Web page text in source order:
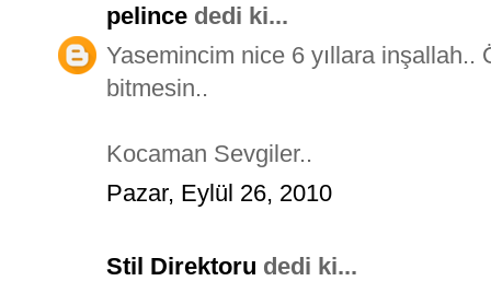
pelince dedi ki...
Yasemincim nice 6 yıllara inşallah..
bitmesin..
Kocaman Sevgiler..
Pazar, Eylül 26, 2010
Stil Direktoru dedi ki...